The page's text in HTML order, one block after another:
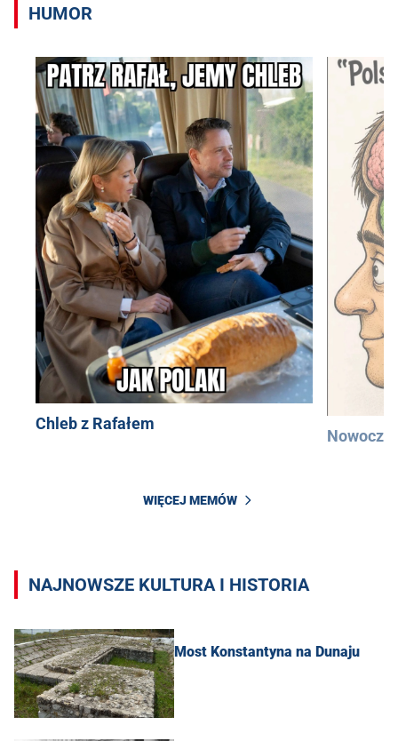
HUMOR
Chleb z Rafałem
WIĘCEJ MEMÓW
NAJNOWSZE KULTURA I HISTORIA
Most Konstantyna na Dunaju